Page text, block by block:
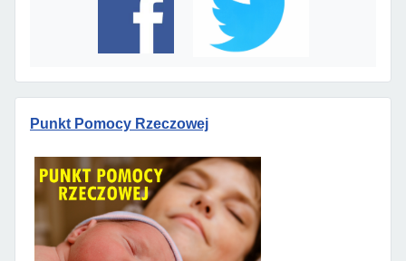
Punkt Pomocy Rzeczowej